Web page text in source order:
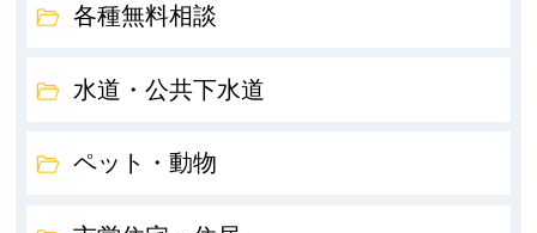
各種無料相談
水道・公共下水道
ペット・動物